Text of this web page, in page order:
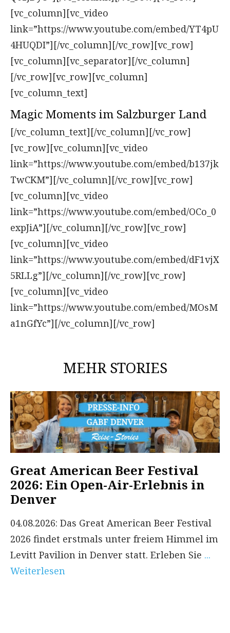
[vc_column][vc_video
link=”https://www.youtube.com/embed/YT4pU
4HUQDI”][/vc_column][/vc_row][vc_row]
[vc_column][vc_separator][/vc_column]
[/vc_row][vc_row][vc_column]
[vc_column_text]
Magic Moments im Salzburger Land
[/vc_column_text][/vc_column][/vc_row]
[vc_row][vc_column][vc_video
link=”https://www.youtube.com/embed/b137jk
TwCKM”][/vc_column][/vc_row][vc_row]
[vc_column][vc_video
link=”https://www.youtube.com/embed/OCo_0
expJiA”][/vc_column][/vc_row][vc_row]
[vc_column][vc_video
link=”https://www.youtube.com/embed/dF1vjX
5RLLg”][/vc_column][/vc_row][vc_row]
[vc_column][vc_video
link=”https://www.youtube.com/embed/MOsM
a1nGfYc”][/vc_column][/vc_row]
MEHR STORIES
Great American Beer Festival
2026: Ein Open-Air-Erlebnis in
Denver
04.08.2026: Das Great American Beer Festival
2026 findet erstmals unter freiem Himmel im
Levitt Pavilion in Denver statt. Erleben Sie ...
Weiterlesen